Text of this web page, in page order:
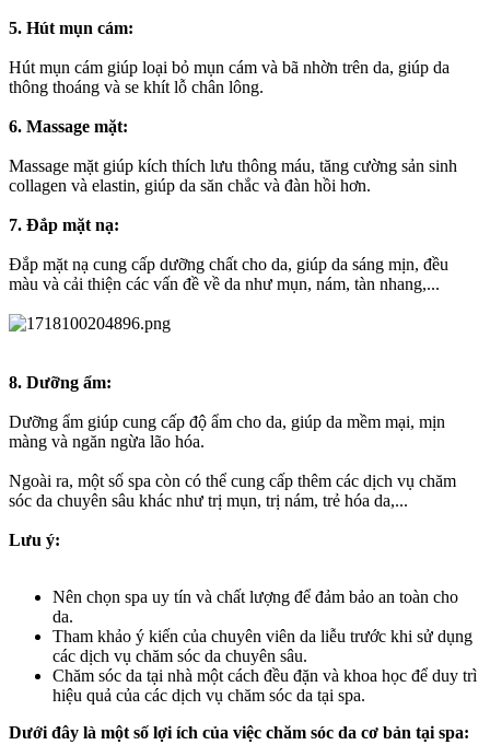
5. Hút mụn cám:
Hút mụn cám giúp loại bỏ mụn cám và bã nhờn trên da, giúp da
thông thoáng và se khít lỗ chân lông.
6. Massage mặt:
Massage mặt giúp kích thích lưu thông máu, tăng cường sản sinh
collagen và elastin, giúp da săn chắc và đàn hồi hơn.
7. Đắp mặt nạ:
Đắp mặt nạ cung cấp dưỡng chất cho da, giúp da sáng mịn, đều
màu và cải thiện các vấn đề về da như mụn, nám, tàn nhang,...
8. Dưỡng ẩm:
Dưỡng ẩm giúp cung cấp độ ẩm cho da, giúp da mềm mại, mịn
màng và ngăn ngừa lão hóa.
Ngoài ra, một số spa còn có thể cung cấp thêm các dịch vụ chăm
sóc da chuyên sâu khác như trị mụn, trị nám, trẻ hóa da,...
Lưu ý:
Nên chọn spa uy tín và chất lượng để đảm bảo an toàn cho
da.
Tham khảo ý kiến của chuyên viên da liễu trước khi sử dụng
các dịch vụ chăm sóc da chuyên sâu.
Chăm sóc da tại nhà một cách đều đặn và khoa học để duy trì
hiệu quả của các dịch vụ chăm sóc da tại spa.
Dưới đây là một số lợi ích của việc chăm sóc da cơ bản tại spa: